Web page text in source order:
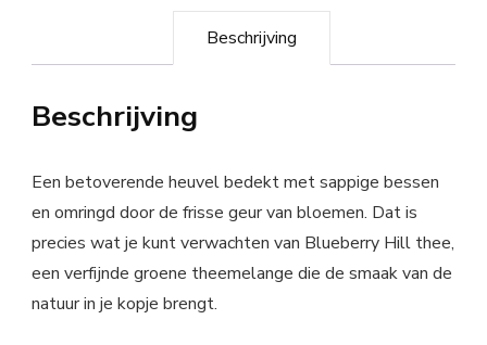
Beschrijving
Beschrijving
Een betoverende heuvel bedekt met sappige bessen
en omringd door de frisse geur van bloemen. Dat is
precies wat je kunt verwachten van Blueberry Hill thee,
een verfijnde groene theemelange die de smaak van de
natuur in je kopje brengt.